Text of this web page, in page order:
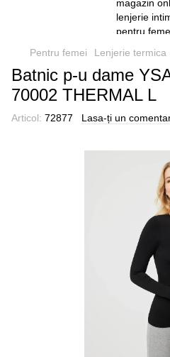
Pentru femei Lenjerie termica
Batnic p-u dame
70002 THERMAL L
Articol: 72877 Lasa-ți un